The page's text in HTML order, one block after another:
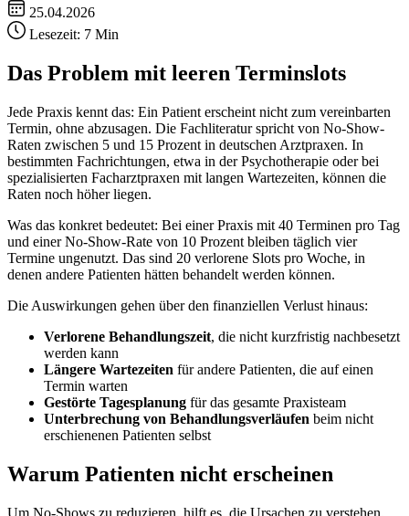
25.04.2026
Lesezeit: 7 Min
Das Problem mit leeren Terminslots
Jede Praxis kennt das: Ein Patient erscheint nicht zum vereinbarten
Termin, ohne abzusagen. Die Fachliteratur spricht von No-Show-
Raten zwischen 5 und 15 Prozent in deutschen Arztpraxen. In
bestimmten Fachrichtungen, etwa in der Psychotherapie oder bei
spezialisierten Facharztpraxen mit langen Wartezeiten, können die
Raten noch höher liegen.
Was das konkret bedeutet: Bei einer Praxis mit 40 Terminen pro Tag
und einer No-Show-Rate von 10 Prozent bleiben täglich vier
Termine ungenutzt. Das sind 20 verlorene Slots pro Woche, in
denen andere Patienten hätten behandelt werden können.
Die Auswirkungen gehen über den finanziellen Verlust hinaus:
Verlorene Behandlungszeit, die nicht kurzfristig nachbesetzt
werden kann
Längere Wartezeiten für andere Patienten, die auf einen
Termin warten
Gestörte Tagesplanung für das gesamte Praxisteam
Unterbrechung von Behandlungsverläufen beim nicht
erschienenen Patienten selbst
Warum Patienten nicht erscheinen
Um No-Shows zu reduzieren, hilft es, die Ursachen zu verstehen.